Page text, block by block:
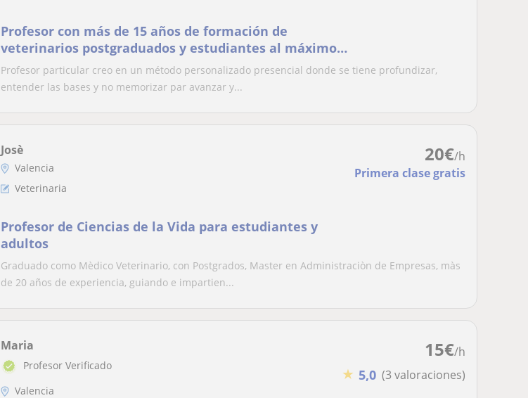
Profesor con más de 15 años de formación de
veterinarios postgraduados y estudiantes al máximos
nivel en internados y residencia
Profesor particular creo en un método personalizado presencial donde se tiene profundizar,
entender las bases y no memorizar par avanzar y...
20€/h
Primera clase gratis
Josè
Valencia
Veterinaria
Profesor de Ciencias de la Vida para estudiantes y
adultos
Graduado como Mèdico Veterinario, con Postgrados, Master en Administraciòn de Empresas, màs
de 20 años de experiencia, guiando e impartien...
15€/h
★ 5,0 (3 valoraciones)
Maria
Profesor Verificado
Valencia